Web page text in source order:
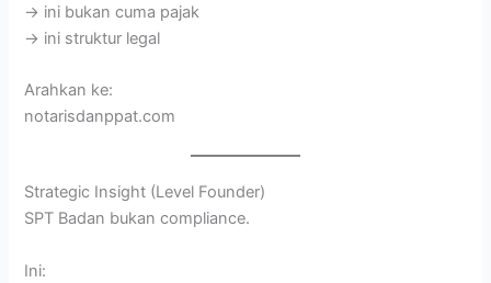
→ ini bukan cuma pajak
→ ini struktur legal
Arahkan ke:
notarisdanppat.com
Strategic Insight (Level Founder)
SPT Badan bukan compliance.
Ini: